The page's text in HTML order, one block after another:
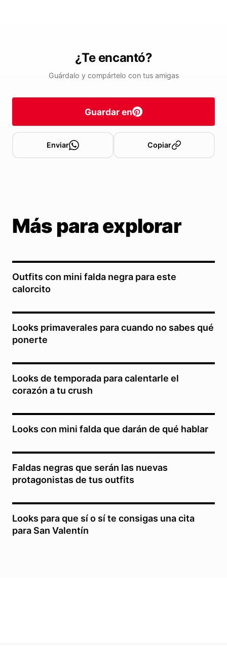
¿Te encantó?
Guárdalo y compártelo con tus amigas
Guardar en
Enviar Copiar
Más para explorar
Outfits con mini falda negra para este
calorcito
Looks primaverales para cuando no sabes qué
ponerte
Looks de temporada para calentarle el
corazón a tu crush
Looks con mini falda que darán de qué hablar
Faldas negras que serán las nuevas
protagonistas de tus outfits
Looks para que sí o sí te consigas una cita
para San Valentín